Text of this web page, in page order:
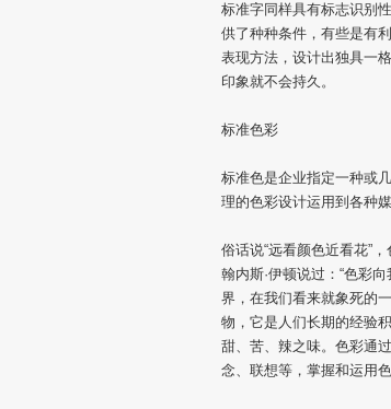
标准字同样具有标志识别
供了种种条件，有些是有
表现方法，设计出独具一
印象就不会持久。
标准色彩
标准色是企业指定一种或
理的色彩设计运用到各种
俗话说“远看颜色近看花”
翰内斯·伊顿说过：“色彩
界，在我们看来就象死的
物，它是人们长期的经验
甜、苦、辣之味。色彩通
念、联想等，掌握和运用